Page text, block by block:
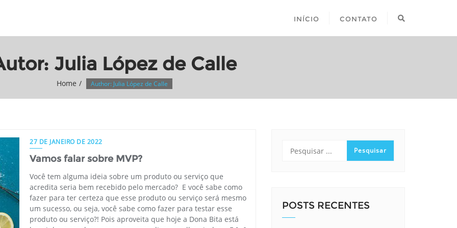
INÍCIO CONTATO
Julia López de Calle
Home Author: Julia López de Calle
27 DE JANEIRO DE 2022
Vamos falar sobre MVP?
Você tem alguma ideia sobre um produto ou serviço que
acredita seria bem recebido pelo mercado? E você sabe como
fazer para ter certeza que esse produto ou serviço será mesmo
um sucesso, ou seja, você sabe como fazer para testar esse
produto ou serviço?! Pois aproveita que hoje a Dona Bita está
POSTS RECENTES